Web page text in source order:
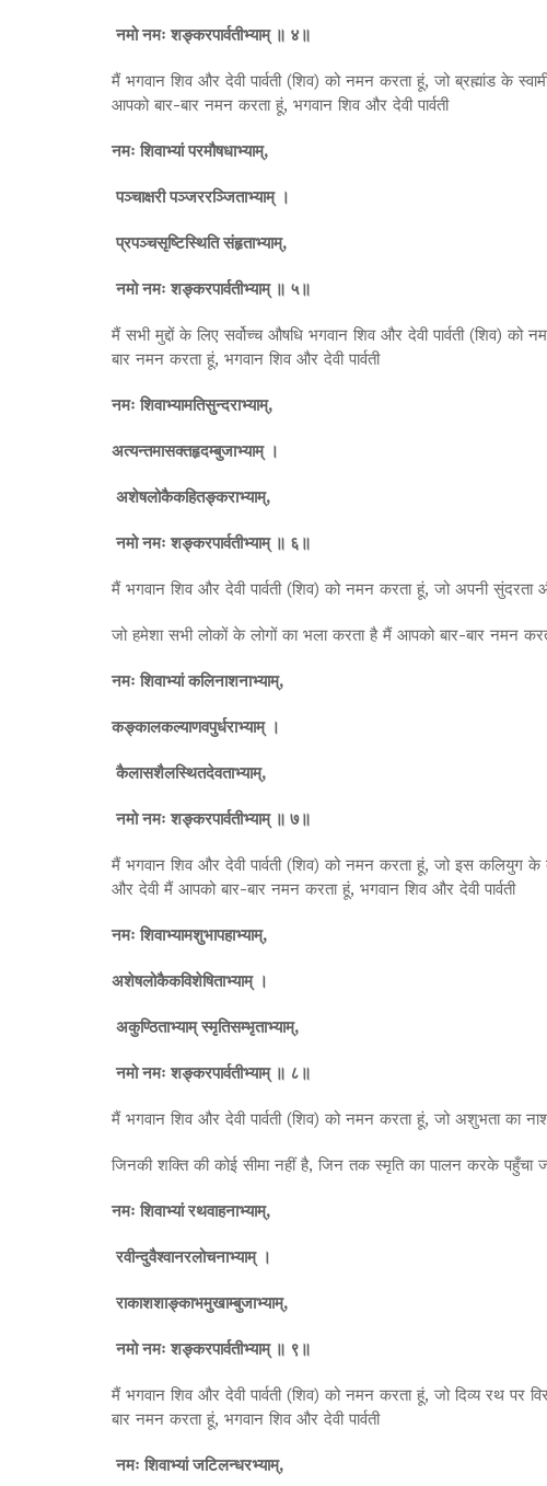
नमो नमः शङ्करपार्वतीभ्याम् ॥ ४॥
मैं भगवान शिव और देवी पार्वती (शिव) को नमन करता हूं, जो ब्रह्मांड के
आपको बार-बार नमन करता हूं, भगवान शिव और देवी पार्वती
नमः शिवाभ्यां परमौषधाभ्याम्,
पञ्चाक्षरी पञ्जररञ्जिताभ्याम् ।
प्रपञ्चसृष्टिस्थिति संहृताभ्याम्,
नमो नमः शङ्करपार्वतीभ्याम् ॥ ५॥
मैं सभी मुद्दों के लिए सर्वोच्च औषधि भगवान शिव और देवी पार्वती (शिव)
बार नमन करता हूं, भगवान शिव और देवी पार्वती
नमः शिवाभ्यामतिसुन्दराभ्याम्,
अत्यन्तमासक्तहृदम्बुजाभ्याम् ।
अशेषलोकैकहितङ्कराभ्याम्,
नमो नमः शङ्करपार्वतीभ्याम् ॥ ६॥
मैं भगवान शिव और देवी पार्वती (शिव) को नमन करता हूं, जो अपनी
जो हमेशा सभी लोकों के लोगों का भला करता है मैं आपको बार-बार नमन
नमः शिवाभ्यां कलिनाशनाभ्याम्,
कङ्कालकल्याणवपुर्धराभ्याम् ।
कैलासशैलस्थितदेवताभ्याम्,
नमो नमः शङ्करपार्वतीभ्याम् ॥ ७॥
मैं भगवान शिव और देवी पार्वती (शिव) को नमन करता हूं, जो इस कलियुग के
और देवी मैं आपको बार-बार नमन करता हूं, भगवान शिव और देवी पार्वती
नमः शिवाभ्यामशुभापहाभ्याम्,
अशेषलोकैकविशेषिताभ्याम् ।
अकुण्ठिताभ्याम् स्मृतिसम्भृताभ्याम्,
नमो नमः शङ्करपार्वतीभ्याम् ॥ ८॥
मैं भगवान शिव और देवी पार्वती (शिव) को नमन करता हूं, जो अशुभता का
जिनकी शक्ति की कोई सीमा नहीं है, जिन तक स्मृति का पालन करके पहुँचा
नमः शिवाभ्यां रथवाहनाभ्याम्,
रवीन्दुवैश्वानरलोचनाभ्याम् ।
राकाशशाङ्काभमुखाम्बुजाभ्याम्,
नमो नमः शङ्करपार्वतीभ्याम् ॥ ९॥
मैं भगवान शिव और देवी पार्वती (शिव) को नमन करता हूं, जो दिव्य रथ
बार नमन करता हूं, भगवान शिव और देवी पार्वती
नमः शिवाभ्यां जटिलन्धरभ्याम्,